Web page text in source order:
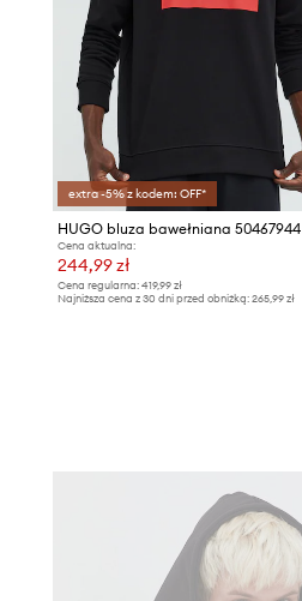
extra -5% z kodem: OFF*
HUGO bluza bawełniana 50467944
Cena aktualna:
244,99 zł
Cena regularna: 419,99 zł
Najniższa cena z 30 dni przed obniżką: 265,99 zł